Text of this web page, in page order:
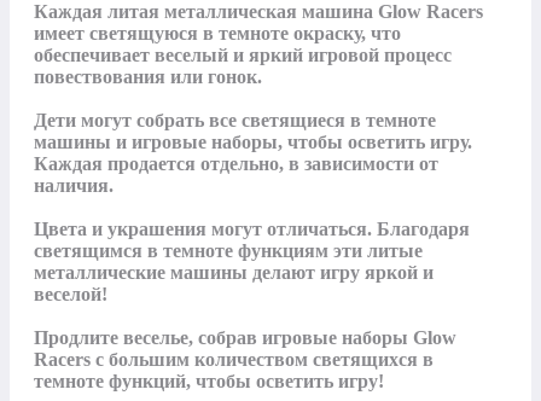
Каждая литая металлическая машина Glow Racers
имеет светящуюся в темноте окраску, что
обеспечивает веселый и яркий игровой процесс
повествования или гонок.
Дети могут собрать все светящиеся в темноте
машины и игровые наборы, чтобы осветить игру.
Каждая продается отдельно, в зависимости от
наличия.
Цвета и украшения могут отличаться. Благодаря
светящимся в темноте функциям эти литые
металлические машины делают игру яркой и
веселой!
Продлите веселье, собрав игровые наборы Glow
Racers с большим количеством светящихся в
темноте функций, чтобы осветить игру!